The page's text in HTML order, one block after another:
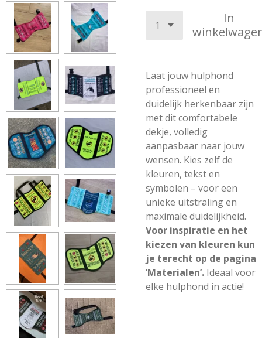
In
Laat jouw hulphond
professioneel en
duidelijk herkenbaar zijn
met dit comfortabele
dekje, volledig
aanpasbaar naar jouw
wensen. Kies zelf de
kleuren, tekst en
symbolen – voor een
unieke uitstraling en
maximale duidelijkheid.
Voor inspiratie en het
kiezen van kleuren kun
je terecht op de pagina
‘Materialen’. Ideaal voor
elke hulphond in actie!